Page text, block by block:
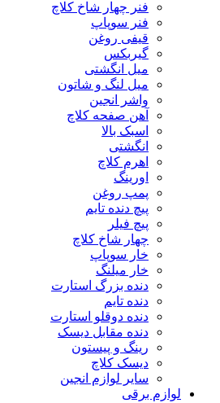
فنر چهار شاخ کلاچ
فنر سوپاپ
قیفی روغن
گیربکس
میل انگشتی
میل لنگ و شاتون
واشر انجین
آهن صفحه کلاچ
اسبک بالا
انگشتی
اهرم کلاچ
اورینگ
پمپ روغن
پیچ دنده تایم
پیچ فیلر
چهار شاخ کلاچ
خار سوپاپ
خار میلنگ
دنده بزرگ استارت
دنده تایم
دنده دوقلو استارت
دنده مقابل دیسک
رینگ و پیستون
دیسک کلاچ
سایر لوازم انجین
لوازم برقی